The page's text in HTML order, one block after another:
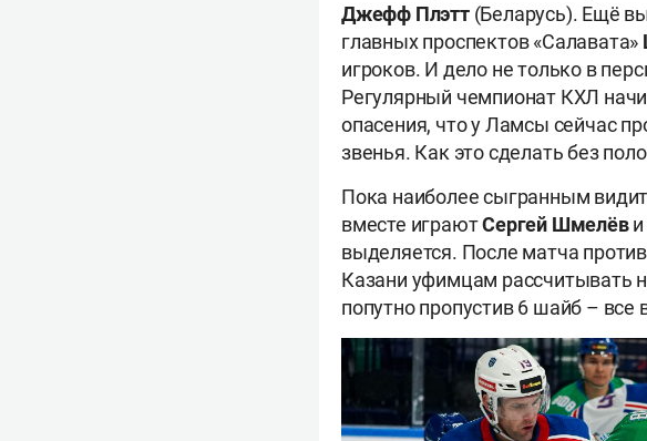
Джефф Плэтт(Беларусь). Ещё
главных проспектов «Салавата»
игроков. И дело не только в
Регулярный чемпионат КХЛ
опасения, что у Ламсы сейчас
звенья. Как это сделать без
Пока наиболее сыгранным
вместе играютСергей Шмелёв
выделяется. После матча
Казани уфимцам рассчитывать
попутно пропустив 6 шайб – все